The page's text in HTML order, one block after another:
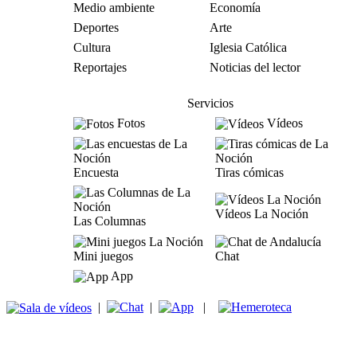
Medio ambiente
Economía
Deportes
Arte
Cultura
Iglesia Católica
Reportajes
Noticias del lector
Servicios
Fotos
Vídeos
Encuesta Tiras cómicas
Las Columnas
Vídeos La Noción
Mini juegos
Chat
App
| | |